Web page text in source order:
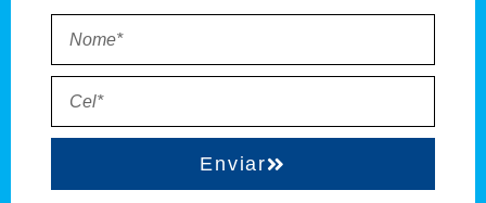
Enviar